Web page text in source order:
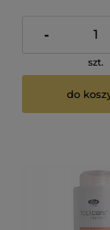
-
szt.
do